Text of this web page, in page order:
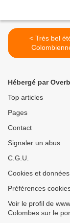
< Très bel été aux
Hébergé par
Top articles
Pages
Contact
Signaler un abus
C.G.U.
Cookies et
Préférences
Voir le profil de
Colombes sur le